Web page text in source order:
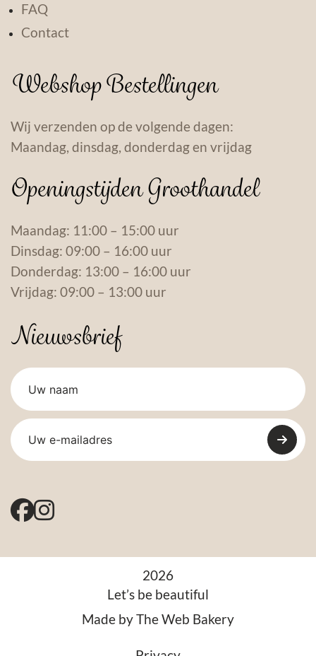
FAQ
Contact
Webshop Bestellingen
Wij verzenden op de volgende dagen:
Maandag, dinsdag, donderdag en vrijdag
Openingstijden Groothandel
Maandag: 11:00 – 15:00 uur
Dinsdag: 09:00 – 16:00 uur
Donderdag: 13:00 – 16:00 uur
Vrijdag: 09:00 – 13:00 uur
Nieuwsbrief
2026
Let’s be beautiful
Made byThe Web Bakery